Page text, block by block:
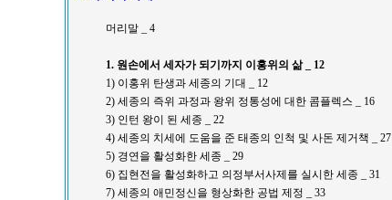
머리말 _ 4
1. 원손에서 세자가 되기까지 이홍위의 삶 _ 12
1) 이홍위 탄생과 세종의 기대 _ 12
2) 세종의 즉위 과정과 왕위 정통성에 대한 콤플렉스 _ 16
3) 인턴 왕이 된 세종 _ 22
4) 세종의 치세에 도움을 준 태종의 인척 및 사돈 제거책 _ 27
5) 경연을 활성화한 세종 _ 29
6) 집현전을 활성화하고 의정부서사제를 실시한 세종 _ 31
7) 세종의 애민정신을 형상화한 공법 제정 _ 33